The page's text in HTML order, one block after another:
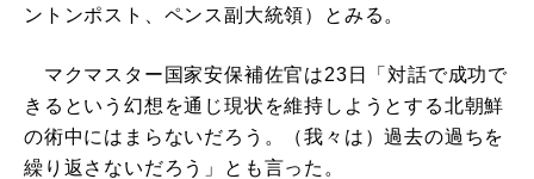
ントンポスト、ペンス副大統領）とみる。
マクマスター国家安保補佐官は23日「対話で成功で
きるという幻想を通じ現状を維持しようとする北朝鮮
の術中にはまらないだろう。（我々は）過去の過ちを
繰り返さないだろう」とも言った。